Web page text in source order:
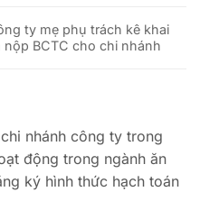
ty mẹ phụ trách kê khai
nộp BCTC cho chi nhánh
nhánh công ty trong
động trong ngành ăn
ký hình thức hạch toán